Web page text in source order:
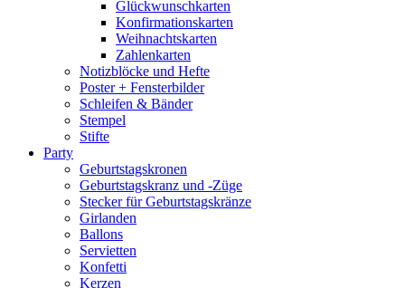
Glückwunschkarten
Konfirmationskarten
Weihnachtskarten
Zahlenkarten
Notizblöcke und Hefte
Poster + Fensterbilder
Schleifen & Bänder
Stempel
Stifte
Party
Geburtstagskronen
Geburtstagskranz und -Züge
Stecker für Geburtstagskränze
Girlanden
Ballons
Servietten
Konfetti
Kerzen